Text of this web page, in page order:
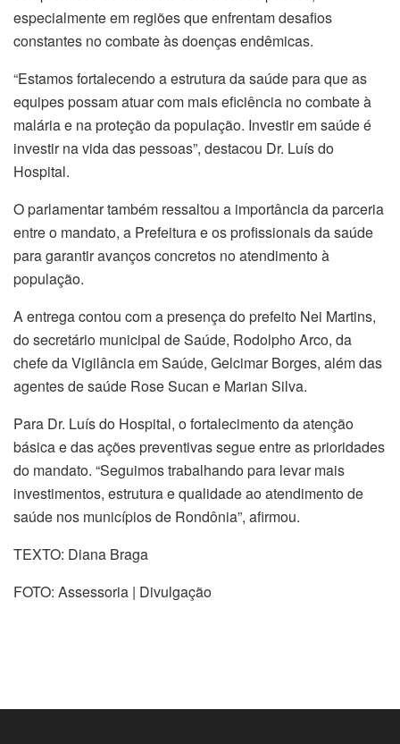
especialmente em regiões que enfrentam desafios
constantes no combate às doenças endêmicas.
“Estamos fortalecendo a estrutura da saúde para que as
equipes possam atuar com mais eficiência no combate à
malária e na proteção da população. Investir em saúde é
investir na vida das pessoas”, destacou Dr. Luís do
Hospital.
O parlamentar também ressaltou a importância da parceria
entre o mandato, a Prefeitura e os profissionais da saúde
para garantir avanços concretos no atendimento à
população.
A entrega contou com a presença do prefeito Nei Martins,
do secretário municipal de Saúde, Rodolpho Arco, da
chefe da Vigilância em Saúde, Gelcimar Borges, além das
agentes de saúde Rose Sucan e Marian Silva.
Para Dr. Luís do Hospital, o fortalecimento da atenção
básica e das ações preventivas segue entre as prioridades
do mandato. “Seguimos trabalhando para levar mais
investimentos, estrutura e qualidade ao atendimento de
saúde nos municípios de Rondônia”, afirmou.
TEXTO: Diana Braga
FOTO: Assessoria | Divulgação